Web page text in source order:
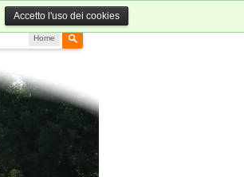
Home
Accetto l'uso dei cookies